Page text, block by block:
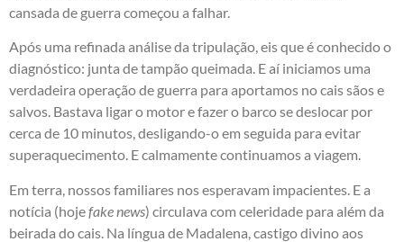
cansada de guerra começou a falhar.
Após uma refinada análise da tripulação, eis que é conhecido o
diagnóstico: junta de tampão queimada. E aí iniciamos uma
verdadeira operação de guerra para aportamos no cais sãos e
salvos. Bastava ligar o motor e fazer o barco se deslocar por
cerca de 10 minutos, desligando-o em seguida para evitar
superaquecimento. E calmamente continuamos a viagem.
Em terra, nossos familiares nos esperavam impacientes. E a
notícia (hojefake news) circulava com celeridade para além da
beirada do cais. Na língua de Madalena, castigo divino aos